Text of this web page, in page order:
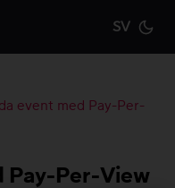
SV
event med Pay-Per-
Pay-Per-View